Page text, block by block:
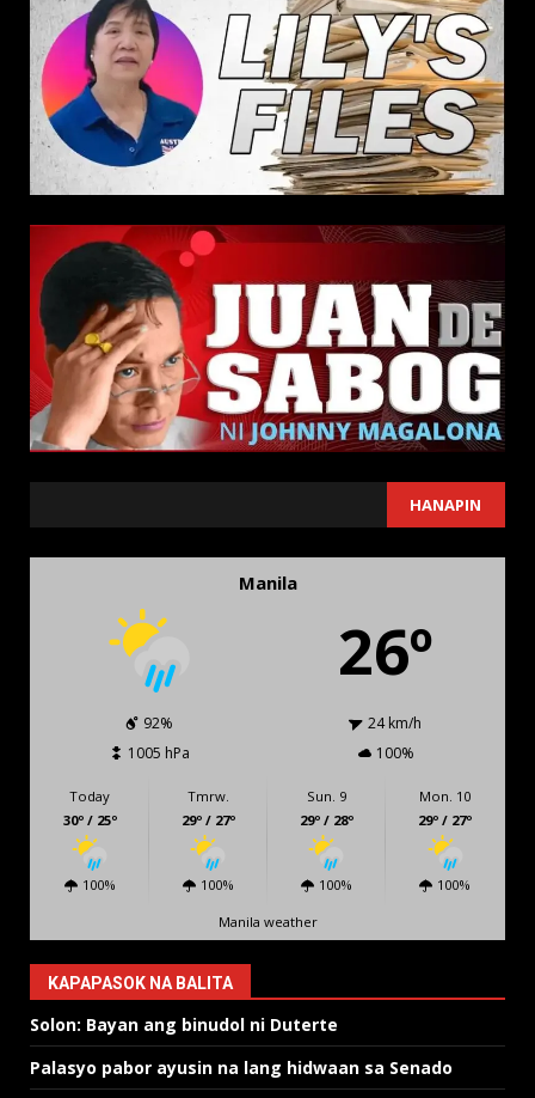
HANAPIN
Manila
26º
92%
24 km/h
1005 hPa
100%
Today
30º / 25º
100%
Tmrw.
29º / 27º
100%
Sun. 9
29º / 28º
100%
Mon. 10
29º / 27º
100%
Manila weather
KAPAPASOK NA BALITA
Solon: Bayan ang binudol ni Duterte
Palasyo pabor ayusin na lang hidwaan sa Senado